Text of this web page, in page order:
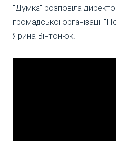
"Думка" розповіла
громадської організації
Ярина Вінтонюк.